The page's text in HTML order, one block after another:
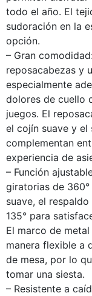
todo el año. El
sudoración en la
opción.
– Gran
reposacabezas y
especialmente
dolores de cuello
juegos. El
el cojín suave y
complementan
experiencia de
– Función
giratorias de
suave, el
135° para
El marco de
manera flexible a
de mesa, por lo
tomar una siesta.
– Resistente a